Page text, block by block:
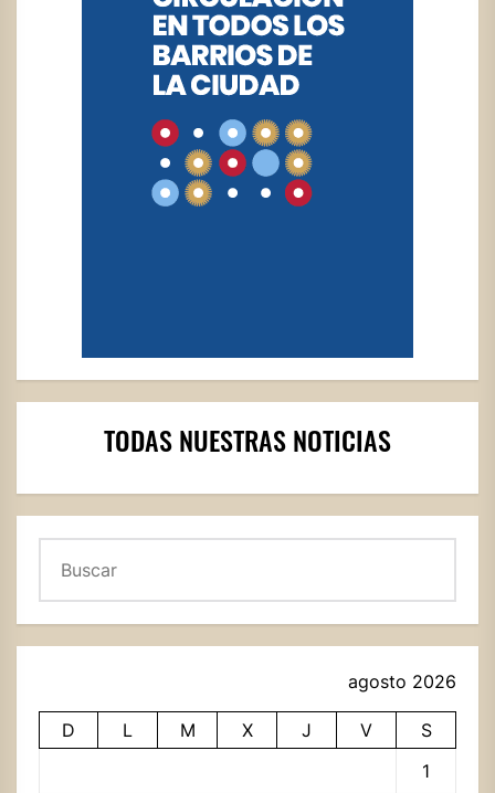
TODAS NUESTRAS NOTICIAS
agosto 2026
D L M X J V
S
1